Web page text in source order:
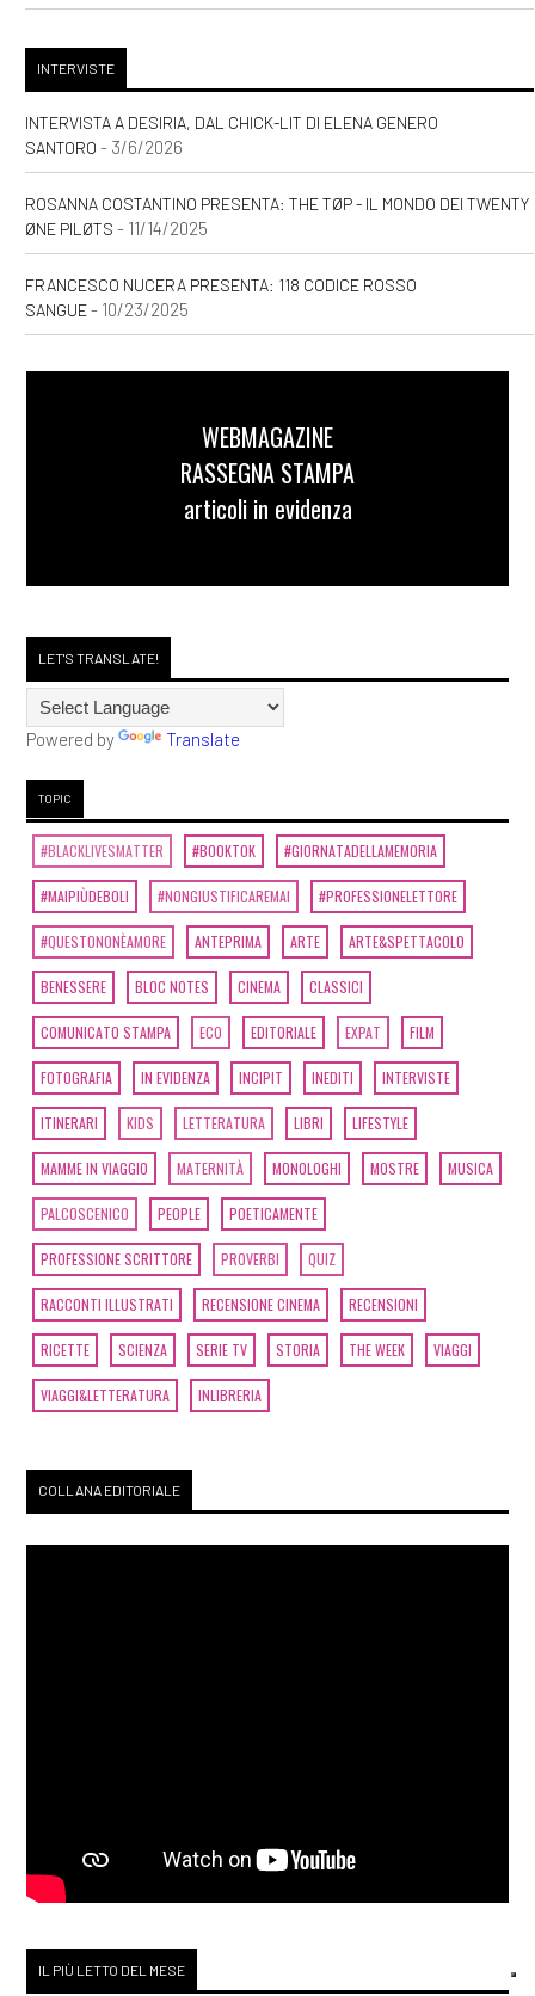
INTERVISTE
INTERVISTA A DESIRIA, DAL CHICK-LIT DI ELENA GENERO
SANTORO - 3/6/2026
ROSANNA COSTANTINO PRESENTA: THE TØP - IL MONDO DEI TWENTY
ØNE PILØTS - 11/14/2025
FRANCESCO NUCERA PRESENTA: 118 CODICE ROSSO
SANGUE- 10/23/2025
WEBMAGAZINE
RASSEGNA STAMPA
articoli in evidenza
LET'S TRANSLATE!
Powered by Translate
TOPIC
#BLACKLIVESMATTER #BOOKTOK #GIORNATADELLAMEMORIA
#MAIPIÙDEBOLI #NONGIUSTIFICAREMAI #PROFESSIONELETTORE
#QUESTONONÈAMORE ANTEPRIMA ARTE ARTE&SPETTACOLO
BENESSERE BLOC NOTES CINEMA CLASSICI
COMUNICATO STAMPA ECO EDITORIALE EXPAT FILM
FOTOGRAFIA IN EVIDENZA INCIPIT INEDITI INTERVISTE
ITINERARI KIDS LETTERATURA LIBRI LIFESTYLE
MAMME IN VIAGGIO MATERNITÀ MONOLOGHI MOSTRE MUSICA
PALCOSCENICO PEOPLE POETICAMENTE
PROFESSIONE SCRITTORE PROVERBI QUIZ
RACCONTI ILLUSTRATI RECENSIONE CINEMA RECENSIONI
RICETTE SCIENZA SERIE TV STORIA THE WEEK VIAGGI
VIAGGI&LETTERATURA INLIBRERIA
COLLANA EDITORIALE
IL PIÙ LETTO DEL MESE